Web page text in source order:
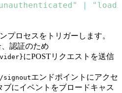
プロセスをトリガーします。
認証のため
にPOSTリクエストを送信
signoutエンドポイントにアクセ
ブにイベントをブロードキャス